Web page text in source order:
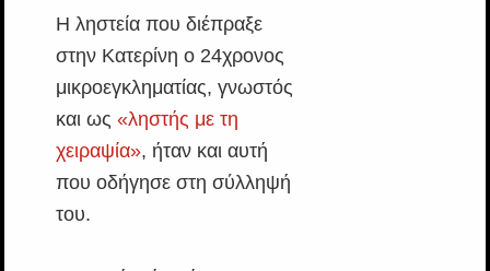
Η ληστεία που διέπραξε
στην Κατερίνη ο 24χρονος
μικροεγκληματίας, γνωστός
και ως «ληστής με τη
χειραψία», ήταν και αυτή
που οδήγησε στη σύλληψή
του.